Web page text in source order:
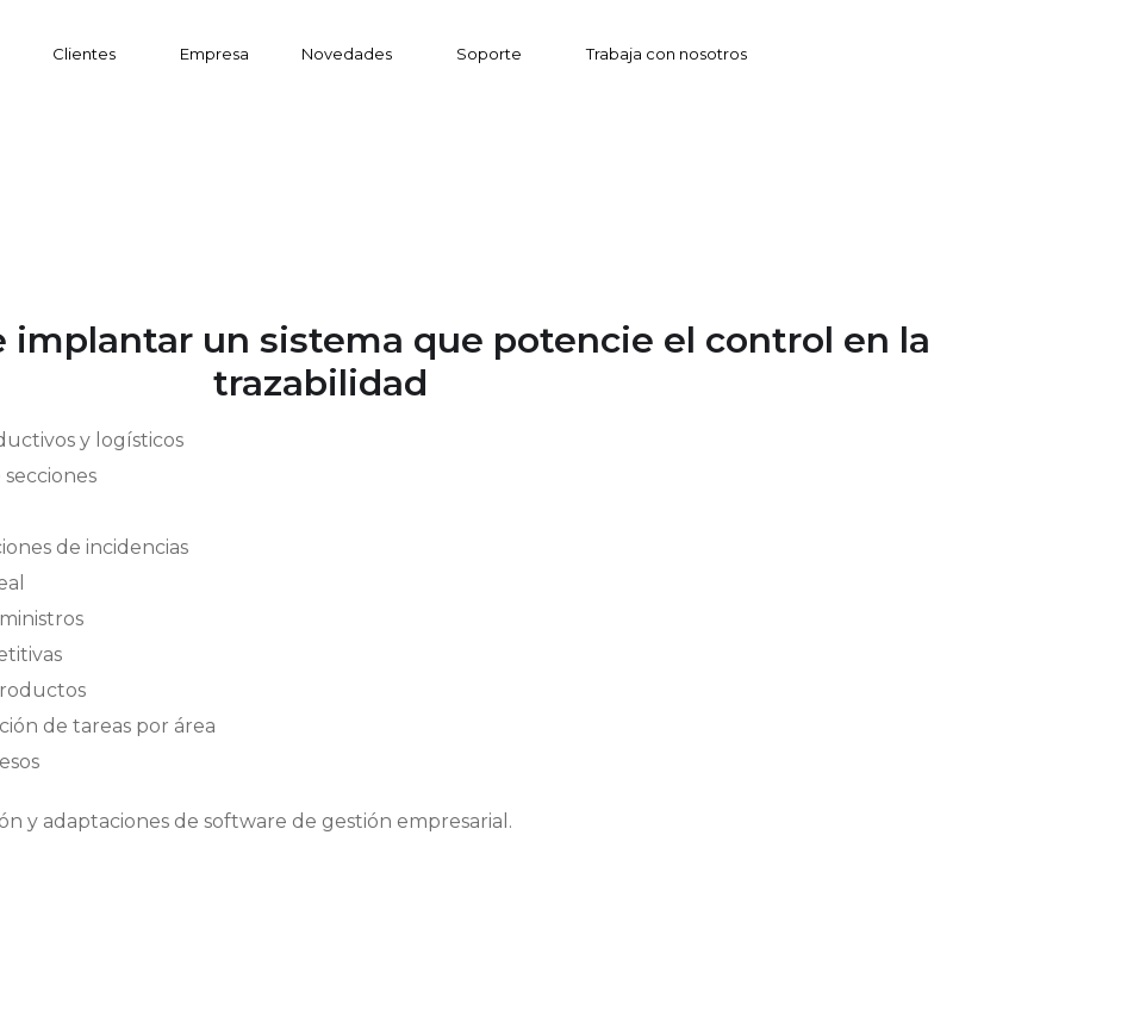
Clientes Empresa Novedades Soporte Trabaja con nosotros
implantar un sistema que potencie el control en la
trazabilidad
y logísticos
de incidencias
de tareas por área
y adaptaciones de software de gestión empresarial.